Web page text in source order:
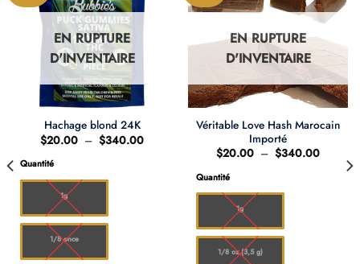
EN RUPTURE
D'INVENTAIRE
Hachage blond 24K
$20.00 – $340.00Plage
Quantité
1g
1/8 once
EN RUPTURE
D'INVENTAIRE
Véritable Love Hash Marocain
Importé
$20.00 – $340.00Plage
Quantité
1g
1/8 oz (3,5 g)